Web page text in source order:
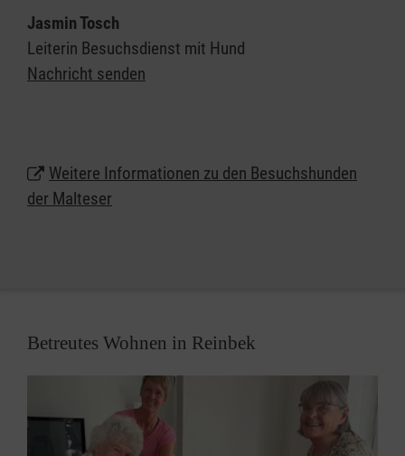
Körper, Geist und Seele aufs Tiefste zu berühren und
zu bewegen. Menschen mit körperlichen oder
geistigen Handicaps zeigen häufig überraschende
Reaktionen: Demenzerkrankte, die nicht mehr
Wer kann sich engagieren?
passende Einrichtung anzubieten. Wir freuen uns auf
Sie und Ihren Hund!
Training
Jasmin Tosch
Leiterin Besuchsdienst mit Hund
Nachricht senden
Weitere Informationen zu den Besuchshunden
der Malteser
Betreutes Wohnen in Reinbek